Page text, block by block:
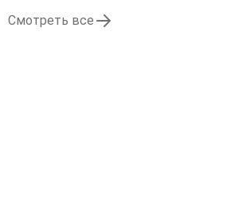
Смотреть все